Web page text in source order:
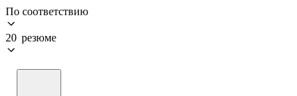
По соответствию
20 резюме